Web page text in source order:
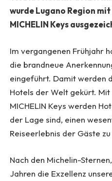
wurde Lugano Region
MICHELIN Keys
Im vergangenen Frühjahr
die brandneue
eingeführt. Damit werden
Hotels der Welt gekürt.
MICHELIN Keys werden
der Lage sind, einen
Reiseerlebnis der Gäste
Nach den Michelin-
Jahren die Exzellenz